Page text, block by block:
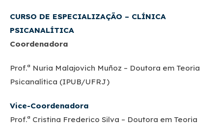
CURSO DE ESPECIALIZAÇÃO – CLÍNICA
PSICANALÍTICA
Coordenadora
Prof.ª Nuria Malajovich Muñoz – Doutora em Teoria
Psicanalítica (IPUB/UFRJ)
Vice-Coordenadora
Prof.ª Cristina Frederico Silva – Doutora em Teoria